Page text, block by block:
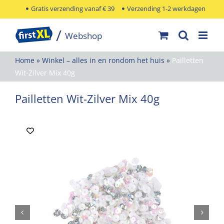
naar
inhoud
Gratis verzending vanaf € 39 Verzending 1-2 werkdagen
Home » Winkel – alles in en rondom het huis » Pailletten
Wit-Zilver Mix 40g
Pailletten Wit-Zilver Mix 40g